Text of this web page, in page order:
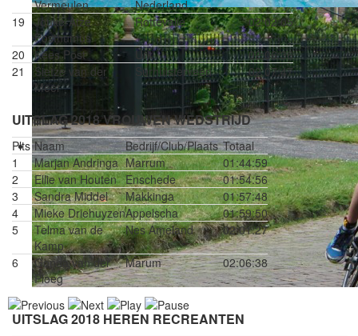
Vermeulen
Nederland
19
Jouke-Atze
Posthumus
Rottevalle 02:02:05
20 Kees Post Urk
02:06:36
21
Sietze van der
Meer
Surhuisterveen 02:07:47
UITSLAG 2018 VROUWEN WEDSTRIJD
Plts Naam Bedrijf/Club/Plaats Totaal
1
Marjan Andringa Marrum
01:44:59
2
Ellie van Houten Enschede
01:54:56
3
Sandra Middel Makkinga
01:57:48
4
Mieke DriehuyzenAppelscha
01:59:50
5
Telma van de
Kamp
Nes Ameland 02:01:27
6
Gonda van der
Ploeg
Marum 02:06:38
UITSLAG 2018 HEREN RECREANTEN